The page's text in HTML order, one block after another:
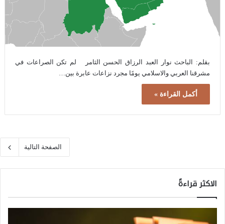
بقلم: الباحث نوار العبد الرزاق الحسن الثامر لم تكن الصراعات في
مشرقنا العربي والاسلامي يومًا مجرد نزاعات عابرة بين…
أكمل القراءة »
الصفحة التالية
الاكثر قراءةً